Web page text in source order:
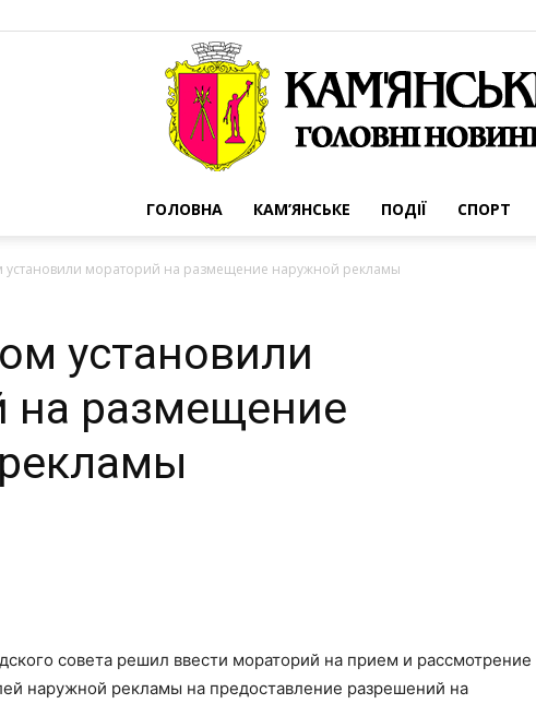
ГОЛОВНА КАМ’ЯНСЬКЕ ПОДІЇ СПОРТ
установили мораторий на размещение наружной рекламы
установили
на размещение
совета решил ввести мораторий на прием и рассмотрение
наружной рекламы на предоставление разрешений на